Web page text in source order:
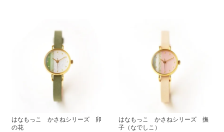
はなもっこ かさねシリーズ 卯
の花
はなもっこ かさねシリーズ 撫
子（なでしこ）